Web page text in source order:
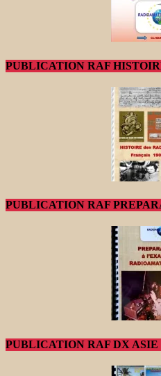
PUBLICATION RAF
PUBLICATION RAF
PUBLICATION RAF DX ASIE